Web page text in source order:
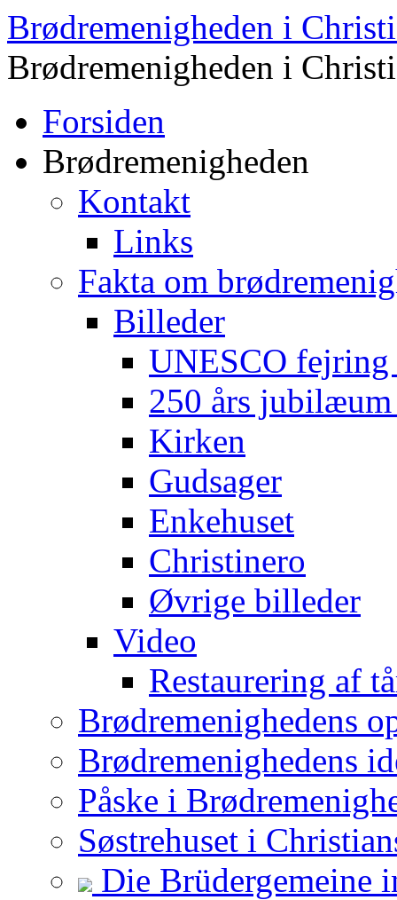
Brødremenigheden i
Brødremenigheden i
Forsiden
Brødremenigheden
Kontakt
Links
Fakta om
Billeder
UNESCO fejring
250 års
Kirken
Gudsager
Enkehuset
Christinero
Øvrige billeder
Video
Restaurering af
Brødremenighedens
Brødremenighedens
Påske i
Søstrehuset i
Die Brüdergemeine